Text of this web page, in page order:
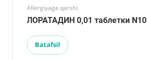
Allergiyaga qarshi
ЛОРАТАДИН 0,01 таблетки N10
Batafsil